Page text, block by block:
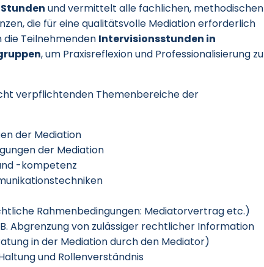
Stunden und vermittelt alle fachlichen, methodischen
die für eine qualitätsvolle Mediation erforderlich
die Teilnehmenden Intervisionsstunden in
, um Praxisreflexion und Professionalisierung zu
verpflichtenden Themenbereiche der
der Mediation
der Mediation
-kompetenz
Rahmenbedingungen: Mediatorvertrag etc.)
Abgrenzung von zulässiger rechtlicher Information
in der Mediation durch den Mediator)
und Rollenverständnis